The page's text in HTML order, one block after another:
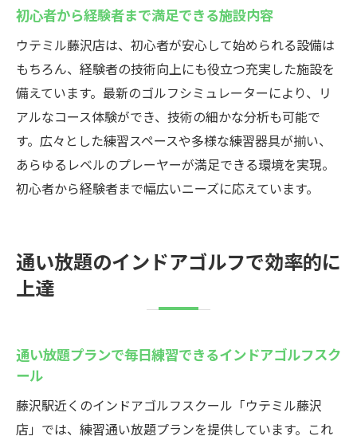
初心者から経験者まで満足できる施設内容
ウテミル藤沢店は、初心者が安心して始められる設備は
もちろん、経験者の技術向上にも役立つ充実した施設を
備えています。最新のゴルフシミュレーターにより、リ
アルなコース体験ができ、技術の細かな分析も可能で
す。広々とした練習スペースや多様な練習器具が揃い、
あらゆるレベルのプレーヤーが満足できる環境を実現。
初心者から経験者まで幅広いニーズに応えています。
通い放題のインドアゴルフで効率的に
上達
通い放題プランで毎日練習できるインドアゴルフスク
ール
藤沢駅近くのインドアゴルフスクール「ウテミル藤沢
店」では、練習通い放題プランを提供しています。これ